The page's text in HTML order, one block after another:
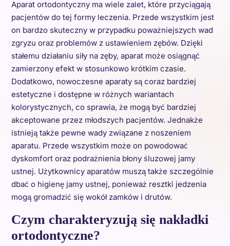
Aparat ortodontyczny ma wiele zalet, które przyciągają
pacjentów do tej formy leczenia. Przede wszystkim jest
on bardzo skuteczny w przypadku poważniejszych wad
zgryzu oraz problemów z ustawieniem zębów. Dzięki
stałemu działaniu siły na zęby, aparat może osiągnąć
zamierzony efekt w stosunkowo krótkim czasie.
Dodatkowo, nowoczesne aparaty są coraz bardziej
estetyczne i dostępne w różnych wariantach
kolorystycznych, co sprawia, że mogą być bardziej
akceptowane przez młodszych pacjentów. Jednakże
istnieją także pewne wady związane z noszeniem
aparatu. Przede wszystkim może on powodować
dyskomfort oraz podrażnienia błony śluzowej jamy
ustnej. Użytkownicy aparatów muszą także szczególnie
dbać o higienę jamy ustnej, ponieważ resztki jedzenia
mogą gromadzić się wokół zamków i drutów.
Czym charakteryzują się nakładki
ortodontyczne?